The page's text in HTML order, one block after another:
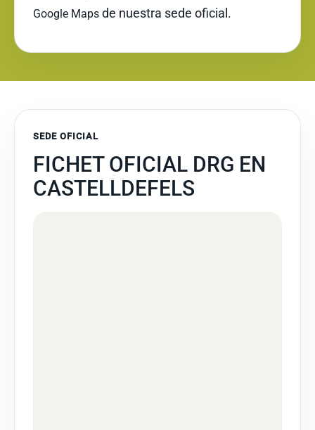
Google Maps de nuestra sede oficial.
SEDE OFICIAL
FICHET OFICIAL DRG EN
CASTELLDEFELS